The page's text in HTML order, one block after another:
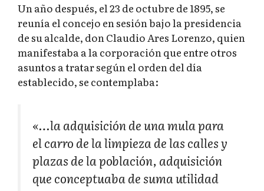
Un año después, el 23 de octubre de 1895, se
reunía el concejo en sesión bajo la presidencia
de su alcalde, don Claudio Ares Lorenzo, quien
manifestaba a la corporación que entre otros
asuntos a tratar según el orden del día
establecido, se contemplaba:
«…la adquisición de una mula para
el carro de la limpieza de las calles y
plazas de la población, adquisición
que conceptuaba de suma utilidad